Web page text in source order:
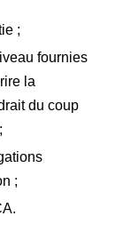
;
fournies
la
du coup
;